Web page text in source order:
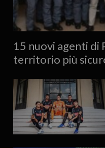
15 nuovi agenti di
territorio più